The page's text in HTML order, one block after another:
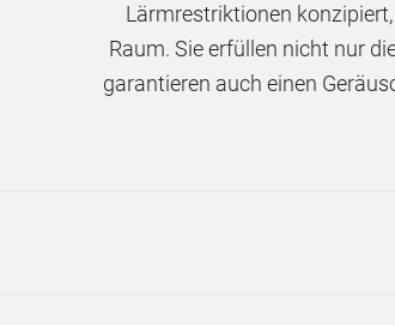
Lärmrestriktionen
Raum. Sie erfüllen nicht nur
garantieren auch einen